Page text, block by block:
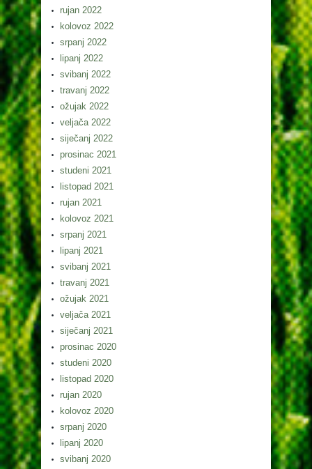
rujan 2022
kolovoz 2022
srpanj 2022
lipanj 2022
svibanj 2022
travanj 2022
ožujak 2022
veljača 2022
siječanj 2022
prosinac 2021
studeni 2021
listopad 2021
rujan 2021
kolovoz 2021
srpanj 2021
lipanj 2021
svibanj 2021
travanj 2021
ožujak 2021
veljača 2021
siječanj 2021
prosinac 2020
studeni 2020
listopad 2020
rujan 2020
kolovoz 2020
srpanj 2020
lipanj 2020
svibanj 2020